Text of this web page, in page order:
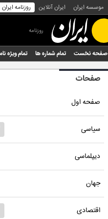
موسسه ایران ایران آنلاین روزنامه ایران
روزنامه
صفحه نخست تمام شماره ها تمام ویژه
صفحات
صفحه اول
سیاسی
دیپلماسی
جهان
اقتصادی